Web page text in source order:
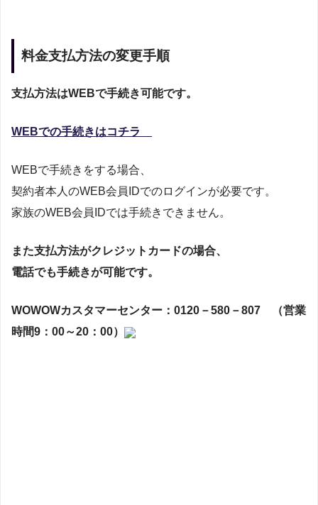
料金支払方法の変更手順
支払方法はWEBで手続き可能です。
WEBでの手続きはコチラ
WEBで手続きをする場合、
契約者本人のWEB会員IDでのログインが必要です。
家族のWEB会員IDでは手続きできません。
また支払方法がクレジットカードの場合、
電話でも手続きが可能です。
WOWOWカスタマーセンター：0120－580－807 （営業
時間9：00～20：00）